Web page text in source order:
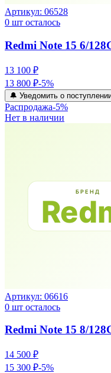
Артикул: 06528
0 шт осталось
Redmi Note 15 6/
13 100 ₽
13 800 ₽-5%
🔔 Уведомить о
Распродажа-5%
Нет в наличии
Артикул: 06616
0 шт осталось
Redmi Note 15 8/
14 500 ₽
15 300 ₽-5%